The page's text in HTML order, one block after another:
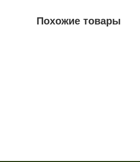
Похожие товары